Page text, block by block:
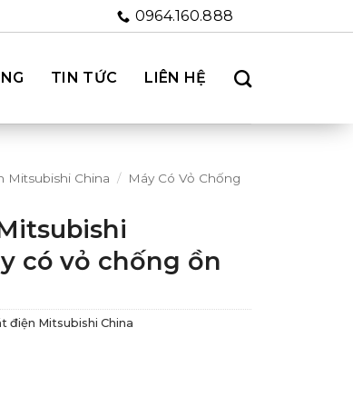
0964.160.888
TIN TỨC LIÊN HỆ
Mitsubishi China /
Máy Có Vỏ Chống
có vỏ chống ồn
điện Mitsubishi China